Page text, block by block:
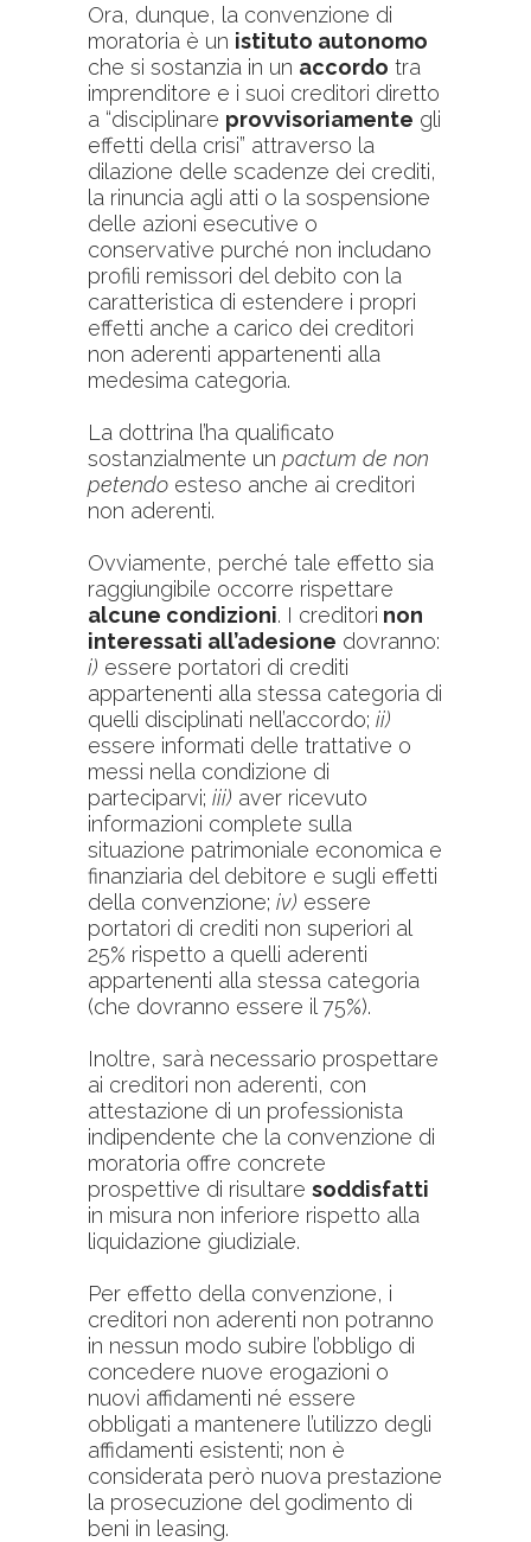
Ora, dunque, la convenzione di
moratoria è un istituto autonomo
che si sostanzia in un accordo tra
imprenditore e i suoi creditori diretto
a “disciplinare provvisoriamente gli
effetti della crisi” attraverso la
dilazione delle scadenze dei crediti,
la rinuncia agli atti o la sospensione
delle azioni esecutive o
conservative purché non includano
profili remissori del debito con la
caratteristica di estendere i propri
effetti anche a carico dei creditori
non aderenti appartenenti alla
medesima categoria.
La dottrina l’ha qualificato
sostanzialmente un pactum de non
petendo esteso anche ai creditori
non aderenti.
Ovviamente, perché tale effetto sia
raggiungibile occorre rispettare
alcune condizioni. I creditori non
interessati all’adesione dovranno:
i) essere portatori di crediti
appartenenti alla stessa categoria di
quelli disciplinati nell’accordo; ii)
essere informati delle trattative o
messi nella condizione di
parteciparvi; iii) aver ricevuto
informazioni complete sulla
situazione patrimoniale economica e
finanziaria del debitore e sugli effetti
della convenzione; iv) essere
portatori di crediti non superiori al
25% rispetto a quelli aderenti
appartenenti alla stessa categoria
(che dovranno essere il 75%).
Inoltre, sarà necessario prospettare
ai creditori non aderenti, con
attestazione di un professionista
indipendente che la convenzione di
moratoria offre concrete
prospettive di risultare soddisfatti
in misura non inferiore rispetto alla
liquidazione giudiziale.
Per effetto della convenzione, i
creditori non aderenti non potranno
in nessun modo subire l’obbligo di
concedere nuove erogazioni o
nuovi affidamenti né essere
obbligati a mantenere l’utilizzo degli
affidamenti esistenti; non è
considerata però nuova prestazione
la prosecuzione del godimento di
beni in leasing.